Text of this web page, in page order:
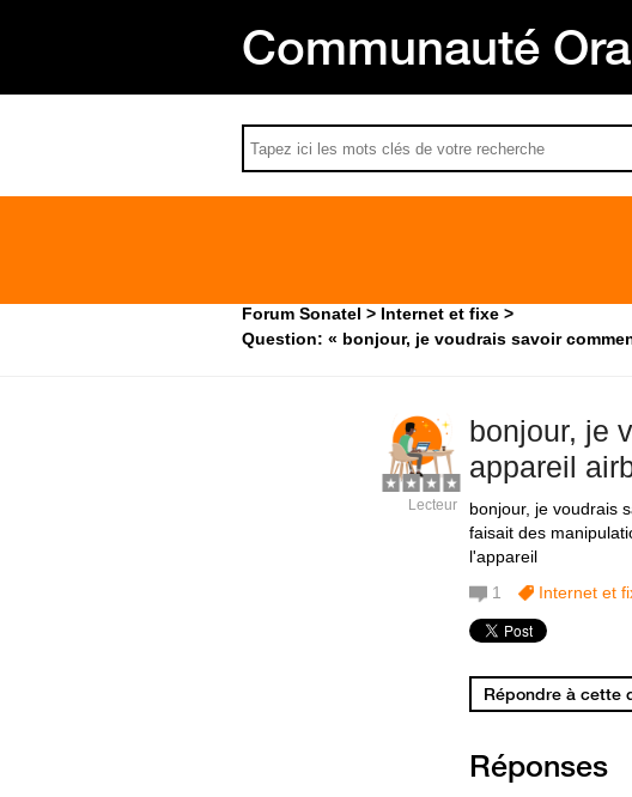
Communauté
Forum Sonatel
Internet et fixe
Question: « bonjour, je voudrais savoir
bonjour, je
appareil
bonjour, je voudrais
faisait des
l'appareil
Lecteur
1 Internet et
Répondre à cette
Réponses